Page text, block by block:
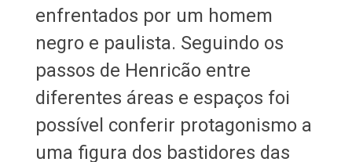
enfrentados por um homem
negro e paulista. Seguindo os
passos de Henricão entre
diferentes áreas e espaços foi
possível conferir protagonismo a
uma figura dos bastidores das